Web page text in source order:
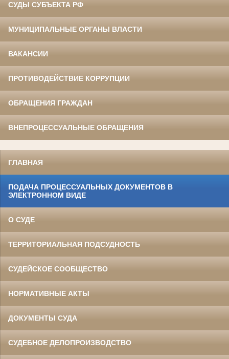
СУДЫ СУБЪЕКТА РФ
МУНИЦИПАЛЬНЫЕ ОРГАНЫ ВЛАСТИ
ВАКАНСИИ
ПРОТИВОДЕЙСТВИЕ КОРРУПЦИИ
ОБРАЩЕНИЯ ГРАЖДАН
ВНЕПРОЦЕССУАЛЬНЫЕ ОБРАЩЕНИЯ
ГЛАВНАЯ
ПОДАЧА ПРОЦЕССУАЛЬНЫХ ДОКУМЕНТОВ В
ЭЛЕКТРОННОМ ВИДЕ
О СУДЕ
ТЕРРИТОРИАЛЬНАЯ ПОДСУДНОСТЬ
СУДЕЙСКОЕ СООБЩЕСТВО
НОРМАТИВНЫЕ АКТЫ
ДОКУМЕНТЫ СУДА
СУДЕБНОЕ ДЕЛОПРОИЗВОДСТВО